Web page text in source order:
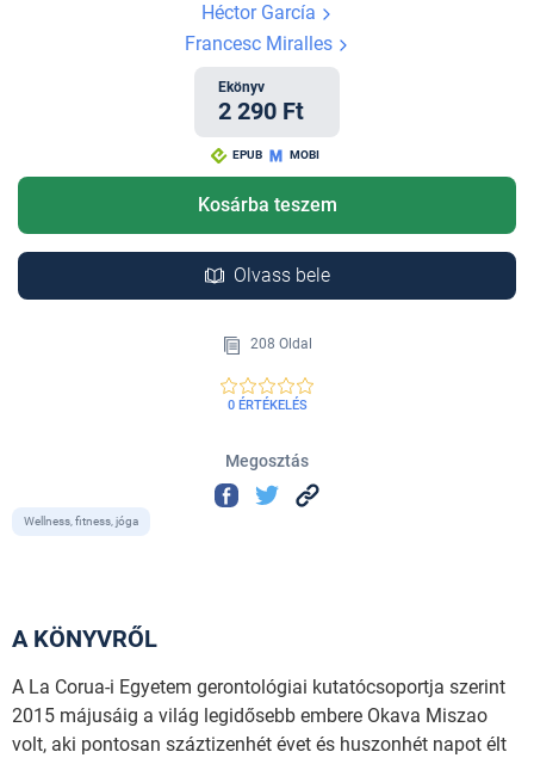
Héctor García
Francesc Miralles
Ekönyv
2 290 Ft
EPUB MOBI
Kosárba teszem
Olvass bele
208 Oldal
0 ÉRTÉKELÉS
Megosztás
Wellness, fitness, jóga
A KÖNYVRŐL
A La Corua-i Egyetem gerontológiai kutatócsoportja szerint
2015 májusáig a világ legidősebb embere Okava Miszao
volt, aki pontosan száztizenhét évet és huszonhét napot élt